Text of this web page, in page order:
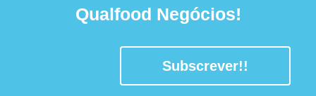
Qualfood Negócios!
Subscrever!!